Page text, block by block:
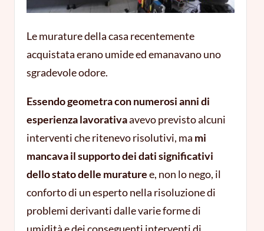
Le murature della casa recentemente
acquistata erano umide ed emanavano uno
sgradevole odore.
Essendo geometra con numerosi anni di
esperienza lavorativaavevo previsto alcuni
interventi che ritenevo risolutivi, ma mi
mancava il supporto dei dati significativi
dello stato delle muraturee, non lo nego, il
conforto di un esperto nella risoluzione di
problemi derivanti dalle varie forme di